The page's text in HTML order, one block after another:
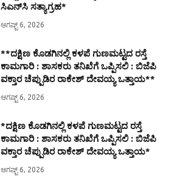
ಸಿಎನ್‌ಸಿ ಸತ್ಯಾಗ್ರಹ*
ಆಗಷ್ಟ್ 6, 2026
**ದಕ್ಷಿಣ ಕೊಡಗಿನಲ್ಲಿ ಕಳಪೆ ಗುಣಮಟ್ಟದ ರಸ್ತೆ
ಕಾಮಗಾರಿ : ಶಾಸಕರು ತನಿಖೆಗೆ ಒಪ್ಪಿಸಲಿ : ಬಿಜೆಪಿ
ವಕ್ತಾರ ಚೆಪ್ಪುಡಿರ ರಾಕೇಶ್ ದೇವಯ್ಯ ಒತ್ತಾಯ**
ಆಗಷ್ಟ್ 6, 2026
*ದಕ್ಷಿಣ ಕೊಡಗಿನಲ್ಲಿ ಕಳಪೆ ಗುಣಮಟ್ಟದ ರಸ್ತೆ
ಕಾಮಗಾರಿ : ಶಾಸಕರು ತನಿಖೆಗೆ ಒಪ್ಪಿಸಲಿ : ಬಿಜೆಪಿ
ವಕ್ತಾರ ಚೆಪ್ಪುಡಿರ ರಾಕೇಶ್ ದೇವಯ್ಯ ಒತ್ತಾಯ*
ಆಗಷ್ಟ್ 6, 2026